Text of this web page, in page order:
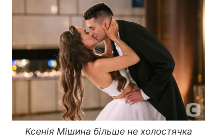
Ксенія Мішина більше не холостячка